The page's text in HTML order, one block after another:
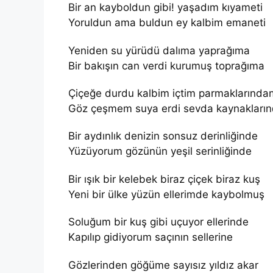
Bir an kayboldun gibi! yaşadım kıyameti
Yoruldun ama buldun ey kalbim emaneti
Yeniden su yürüdü dalıma yaprağıma
Bir bakışın can verdi kurumuş toprağıma
Çiçeğe durdu kalbim içtim
Göz çeşmem suya erdi sevda
Bir aydınlık denizin sonsuz derinliğinde
Yüzüyorum gözünün yeşil serinliğinde
Bir ışık bir kelebek biraz çiçek biraz kuş
Yeni bir ülke yüzün ellerimde kaybolmuş
Soluğum bir kuş gibi uçuyor ellerinde
Kapılıp gidiyorum saçının sellerine
Gözlerinden göğüme sayısız yıldız akar